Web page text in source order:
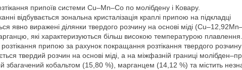
припоїв системи Cu–Mn–Co по молібдену і Ковару.
відбувається зональна кристалізація краплі припою на підкладці
виражені ділянки твердого розчину на основі міді
які характеризуються більш високою температурою
припою за рахунок покращання розтікання твердого розчину
твердий розчин на основі міді, а на міжфазній границі
кобальтом (15,80 %), марганцем (14,12 %) та містить